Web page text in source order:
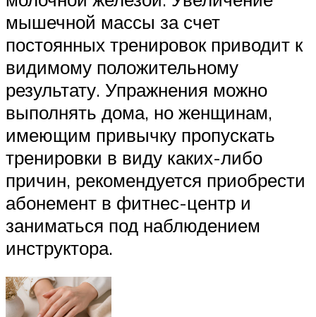
мышечной массы за счет
постоянных тренировок приводит к
видимому положительному
результату. Упражнения можно
выполнять дома, но женщинам,
имеющим привычку пропускать
тренировки в виду каких-либо
причин, рекомендуется приобрести
абонемент в фитнес-центр и
заниматься под наблюдением
инструктора.